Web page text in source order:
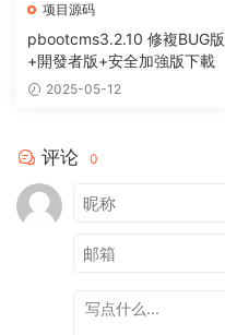
项目源码
pbootcms3.2.10 修複BUG版
+開發者版+安全加強版下載
2025-05-12
评论 0